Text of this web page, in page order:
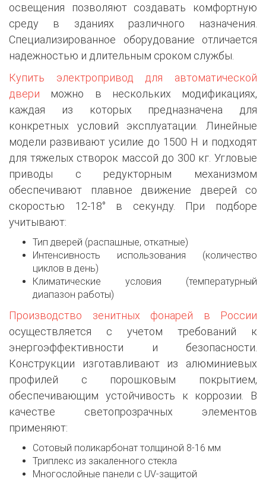
освещения позволяют создавать комфортную
среду в зданиях различного назначения.
Специализированное оборудование отличается
надежностью и длительным сроком службы.
Купить электропривод для автоматической
двери можно в нескольких модификациях,
каждая из которых предназначена для
конкретных условий эксплуатации. Линейные
модели развивают усилие до 1500 Н и подходят
для тяжелых створок массой до 300 кг. Угловые
приводы с редукторным механизмом
обеспечивают плавное движение дверей со
скоростью 12-18° в секунду. При подборе
учитывают:
Тип дверей (распашные, откатные)
Интенсивность использования (количество
циклов в день)
Климатические условия (температурный
диапазон работы)
Производство зенитных фонарей в России
осуществляется с учетом требований к
энергоэффективности и безопасности.
Конструкции изготавливают из алюминиевых
профилей с порошковым покрытием,
обеспечивающим устойчивость к коррозии. В
качестве светопрозрачных элементов
применяют:
Сотовый поликарбонат толщиной 8-16 мм
Триплекс из закаленного стекла
Многослойные панели с UV-защитой